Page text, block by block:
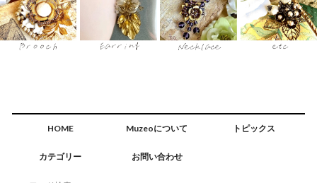
HOME Muzeoについて トピックス
カテゴリー お問い合わせ